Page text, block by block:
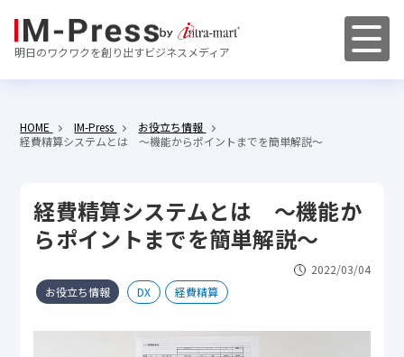
明日のワクワクを創り出すビジネスメディア
HOME IM-Press
お役立ち情報
経費精算システムとは ～機能からポイントまでを簡単解説～
経費精算システムとは ～機能か
らポイントまでを簡単解説～
2022/03/04
お役立ち情報
DX 経費精算